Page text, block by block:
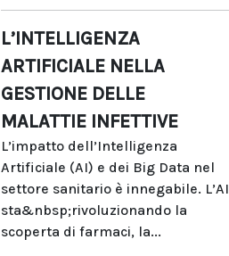
L’INTELLIGENZA
ARTIFICIALE NELLA
GESTIONE DELLE
MALATTIE INFETTIVE
L’impatto dell’Intelligenza
Artificiale (AI) e dei Big Data nel
settore sanitario è innegabile. L’AI
sta&nbsp;rivoluzionando la
scoperta di farmaci, la...